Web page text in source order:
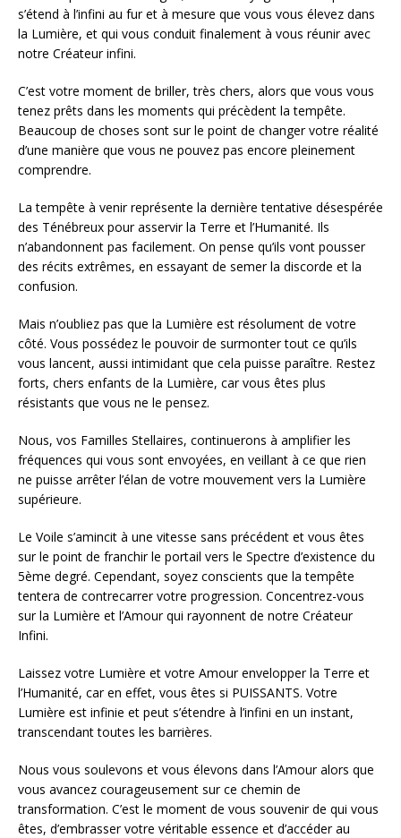
s’étend à l’infini au fur et à mesure que vous vous élevez dans
la Lumière, et qui vous conduit finalement à vous réunir avec
notre Créateur infini.
C’est votre moment de briller, très chers, alors que vous vous
tenez prêts dans les moments qui précèdent la tempête.
Beaucoup de choses sont sur le point de changer votre réalité
d’une manière que vous ne pouvez pas encore pleinement
comprendre.
La tempête à venir représente la dernière tentative désespérée
des Ténébreux pour asservir la Terre et l’Humanité. Ils
n’abandonnent pas facilement. On pense qu’ils vont pousser
des récits extrêmes, en essayant de semer la discorde et la
confusion.
Mais n’oubliez pas que la Lumière est résolument de votre
côté. Vous possédez le pouvoir de surmonter tout ce qu’ils
vous lancent, aussi intimidant que cela puisse paraître. Restez
forts, chers enfants de la Lumière, car vous êtes plus
résistants que vous ne le pensez.
Nous, vos Familles Stellaires, continuerons à amplifier les
fréquences qui vous sont envoyées, en veillant à ce que rien
ne puisse arrêter l’élan de votre mouvement vers la Lumière
supérieure.
Le Voile s’amincit à une vitesse sans précédent et vous êtes
sur le point de franchir le portail vers le Spectre d’existence du
5ème degré. Cependant, soyez conscients que la tempête
tentera de contrecarrer votre progression. Concentrez-vous
sur la Lumière et l’Amour qui rayonnent de notre Créateur
Infini.
Laissez votre Lumière et votre Amour envelopper la Terre et
l’Humanité, car en effet, vous êtes si PUISSANTS. Votre
Lumière est infinie et peut s’étendre à l’infini en un instant,
transcendant toutes les barrières.
Nous vous soulevons et vous élevons dans l’Amour alors que
vous avancez courageusement sur ce chemin de
transformation. C’est le moment de vous souvenir de qui vous
êtes, d’embrasser votre véritable essence et d’accéder au